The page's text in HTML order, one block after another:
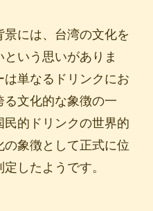
には、台湾の文化を
いう思いがありま
単なるドリンクにお
る文化的な象徴の一
的ドリンクの世界的
象徴として正式に位
したようです。